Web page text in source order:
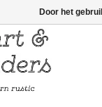
Door het